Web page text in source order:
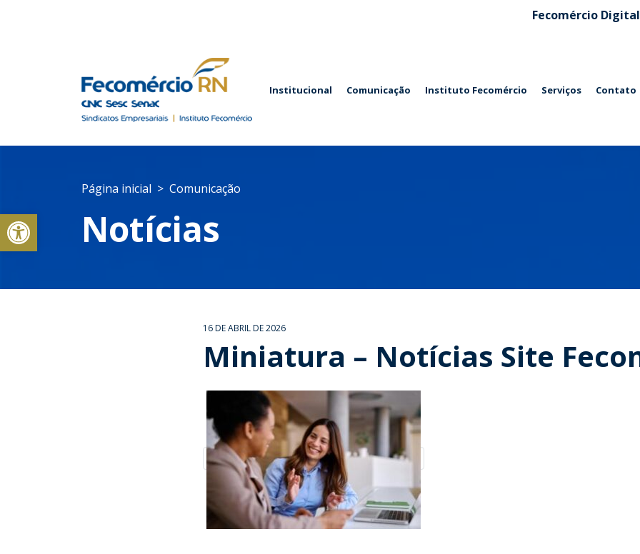
Abrir a barra de ferramentas
Fecomércio Digital
Institucional Comunicação Instituto Fecomércio Serviços Contato
Página inicial Comunicação
Notícias
16 DE ABRIL DE 2026
Miniatura – Notícias Site